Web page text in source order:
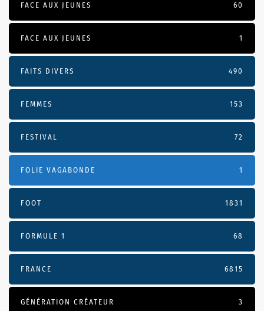
FACE AUX JEUNES 60
FACE AUX JEUNES 1
FAITS DIVERS 490
FEMMES 153
FESTIVAL 72
FOLIE VAGABONDE 1
FOOT 1831
FORMULE 1 68
FRANCE 6815
GÉNÉRATION CRÉATEUR 3